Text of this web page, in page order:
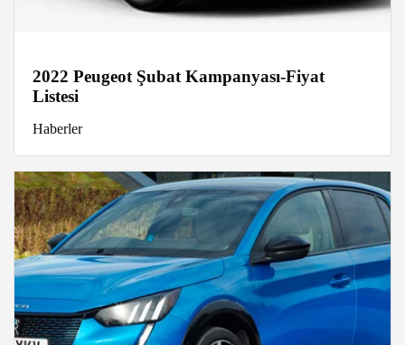
2022 Peugeot Şubat Kampanyası-Fiyat
Listesi
Haberler